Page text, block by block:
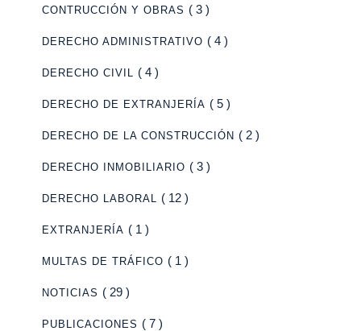
CONTRUCCIÓN Y OBRAS ( 3 )
DERECHO ADMINISTRATIVO ( 4 )
DERECHO CIVIL ( 4 )
DERECHO DE EXTRANJERÍA ( 5 )
DERECHO DE LA CONSTRUCCIÓN ( 2 )
DERECHO INMOBILIARIO ( 3 )
DERECHO LABORAL ( 12 )
EXTRANJERÍA ( 1 )
MULTAS DE TRÁFICO ( 1 )
NOTICIAS ( 29 )
PUBLICACIONES ( 7 )